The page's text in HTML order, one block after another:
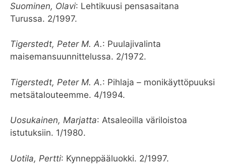
Suominen, Olavi: Lehtikuusi pensasaitana
Turussa. 2/1997.
Tigerstedt, Peter M. A.: Puulajivalinta
maisemansuunnittelussa. 2/1972.
Tigerstedt, Peter M. A.: Pihlaja – monikäyttöpuuksi
metsätalouteemme. 4/1994.
Uosukainen, Marjatta: Atsaleoilla väriloistoa
istutuksiin. 1/1980.
Uotila, Pertti: Kynneppääluokki. 2/1997.